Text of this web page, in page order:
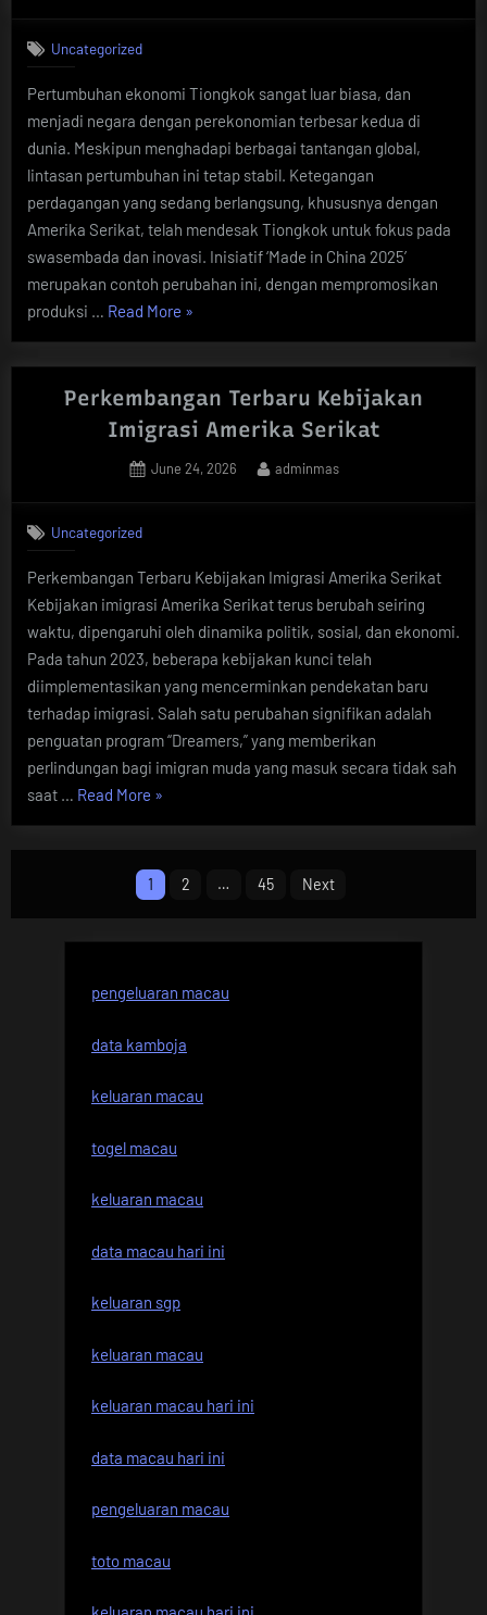
Uncategorized
Pertumbuhan ekonomi Tiongkok sangat luar biasa, dan
menjadi negara dengan perekonomian terbesar kedua di
dunia. Meskipun menghadapi berbagai tantangan global,
lintasan pertumbuhan ini tetap stabil. Ketegangan
perdagangan yang sedang berlangsung, khususnya dengan
Amerika Serikat, telah mendesak Tiongkok untuk fokus pada
swasembada dan inovasi. Inisiatif ‘Made in China 2025’
merupakan contoh perubahan ini, dengan mempromosikan
produksi … Read More “Pertumbuhan
Tiongkok
di
Tengah
Global”
»
Perkembangan Terbaru Kebijakan
Imigrasi Amerika Serikat
Posted
June 24, 2026 By
adminmas
Uncategorized
Perkembangan Terbaru Kebijakan Imigrasi Amerika Serikat
Kebijakan imigrasi Amerika Serikat terus berubah seiring
waktu, dipengaruhi oleh dinamika politik, sosial, dan ekonomi.
Pada tahun 2023, beberapa kebijakan kunci telah
diimplementasikan yang mencerminkan pendekatan baru
terhadap imigrasi. Salah satu perubahan signifikan adalah
penguatan program “Dreamers,” yang memberikan
perlindungan bagi imigran muda yang masuk secara tidak sah
saat … Read More “Perkembangan
Imigrasi
Amerika
»
1 2 … 45 Next
pengeluaran macau
data kamboja
keluaran macau
togel macau
keluaran macau
data macau hari ini
keluaran sgp
keluaran macau
keluaran macau hari ini
data macau hari ini
pengeluaran macau
toto macau